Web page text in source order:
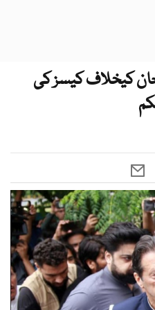
خان کیخلاف کیسز کی